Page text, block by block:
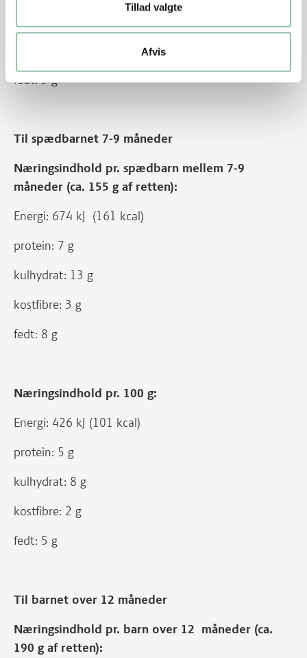
Tillad valgte
Afvis
fedt: 3 g
Til spædbarnet 7-9 måneder
Næringsindhold pr. spædbarn mellem 7-9
måneder (ca. 155 g af retten):
Energi: 674 kJ (161 kcal)
protein: 7 g
kulhydrat: 13 g
kostfibre: 3 g
fedt: 8 g
Næringsindhold pr. 100 g:
Energi: 426 kJ (101 kcal)
protein: 5 g
kulhydrat: 8 g
kostfibre: 2 g
fedt: 5 g
Til barnet over 12 måneder
Næringsindhold pr. barn over 12 måneder (ca.
190 g af retten):